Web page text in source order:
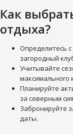
Как
отдыха?
Определитесь
загородный
Учитывайте
максимального
Планируйте
за северным
Забронируйте
даты.